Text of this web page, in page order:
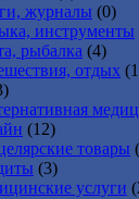
журналы (0)
инструменты
рыбалка (4)
отдых
(12)
товары
(3)
услуги